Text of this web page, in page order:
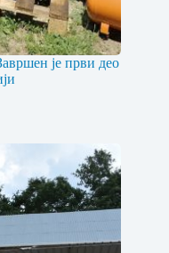
је први део